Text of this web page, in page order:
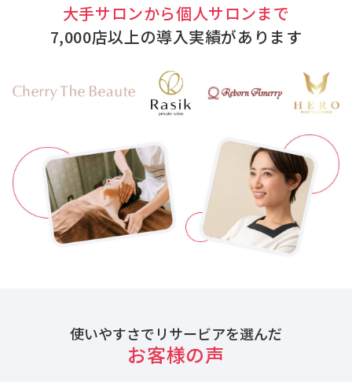
大手サロンから個人サロンまで
7,000店以上の導入実績があります
使いやすさでリサービアを選んだ
お客様の声